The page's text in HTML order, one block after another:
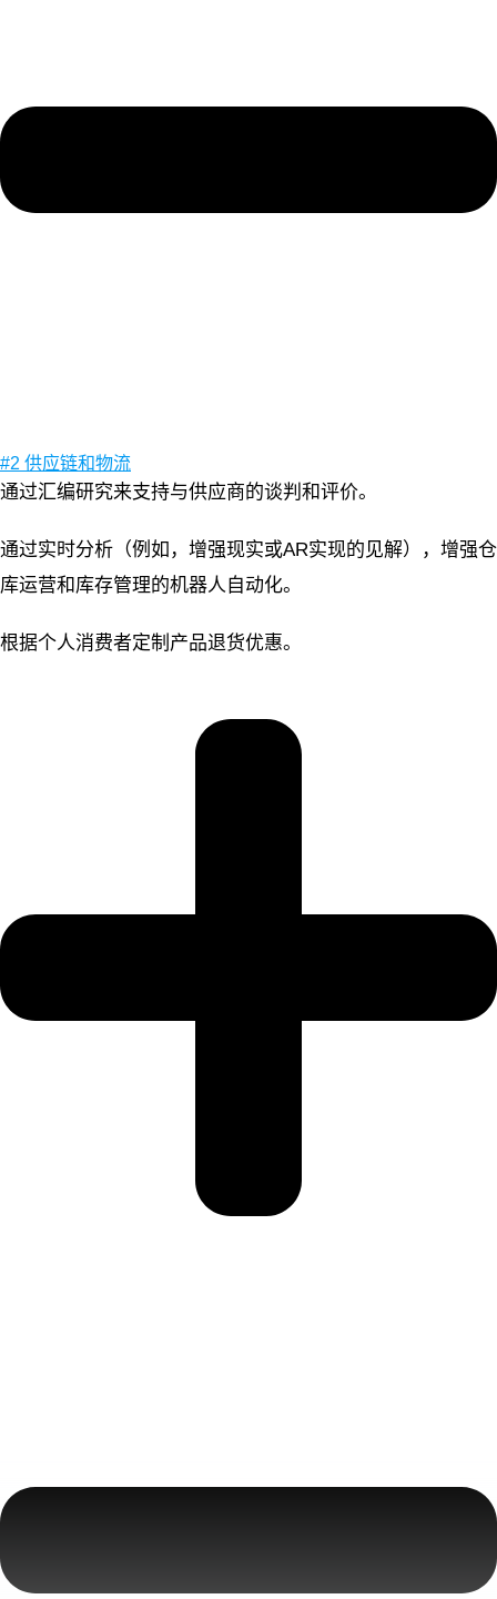
#2 供应链和物流
通过汇编研究来支持与供应商的谈判和评价。
通过实时分析（例如，增强现实或AR实现的见解），增强仓
库运营和库存管理的机器人自动化。
根据个人消费者定制产品退货优惠。